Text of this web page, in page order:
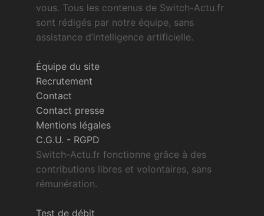
vous. Tous les contenus de Switch-Actu.fr
sont rédigés par notre équipe, sans
assistance d’intelligence artificielle.
Équipe du site
Recrutement
Contact
Contact presse
Mentions légales
C.G.U. - RGPD
Switch-Actu.fr fonctionne grâce à des
contributions libres et volontaires, sans
rémunération.
Test de débit